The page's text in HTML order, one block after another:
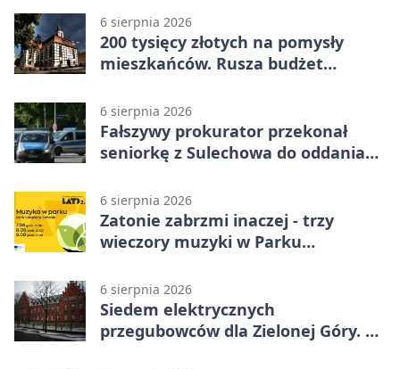
6 sierpnia 2026
200 tysięcy złotych na pomysły
mieszkańców. Rusza budżet
6 sierpnia 2026
Fałszywy prokurator przekonał
seniorkę z Sulechowa do oddania
6 sierpnia 2026
Zatonie zabrzmi inaczej - trzy
wieczory muzyki w Parku
6 sierpnia 2026
Siedem elektrycznych
przegubowców dla Zielonej Góry. To